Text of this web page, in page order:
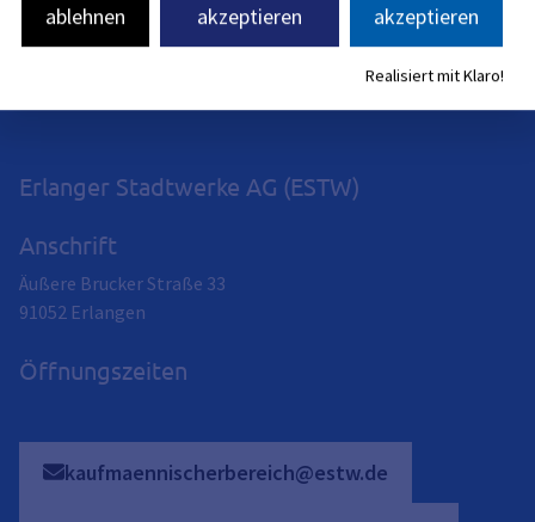
BayernPortal im Bayerischen Staatsministerium für
Digitales (siehe BayernPortal )
Erlanger Stadtwerke AG (ESTW)
Anschrift
Äußere Brucker Straße 33
91052 Erlangen
Öffnungszeiten
kaufmaennischerbereich@estw.de
ablehnen
akzeptieren
akzeptieren
Realisiert mit Klaro!